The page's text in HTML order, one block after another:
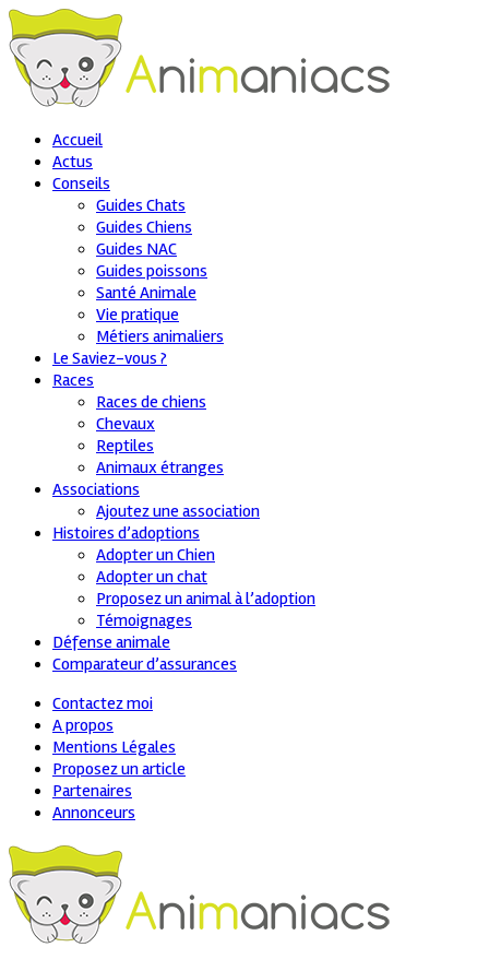
Accueil
Actus
Conseils
Guides Chats
Guides Chiens
Guides NAC
Guides poissons
Santé Animale
Vie pratique
Métiers animaliers
Le Saviez-vous ?
Races
Races de chiens
Chevaux
Reptiles
Animaux étranges
Associations
Ajoutez une association
Histoires d’adoptions
Adopter un Chien
Adopter un chat
Proposez un animal à l’adoption
Témoignages
Défense animale
Comparateur d’assurances
Contactez moi
A propos
Mentions Légales
Proposez un article
Partenaires
Annonceurs